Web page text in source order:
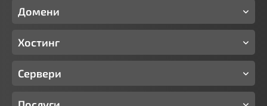
Домени
Хостинг
Сервери